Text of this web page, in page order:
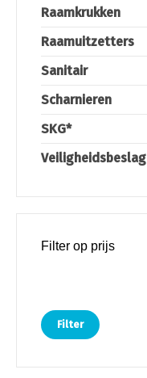
Raamkrukken
Raamuitzetters
Sanitair
Scharnieren
SKG*
Veiligheidsbeslag
Filter op prijs
Filter